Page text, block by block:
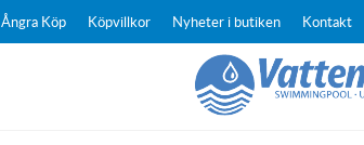
Ångra Köp Köpvillkor Nyheter i butiken Kontakt